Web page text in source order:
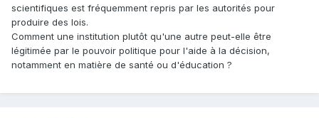
scientifiques est fréquemment repris par les autorités pour
produire des lois.
Comment une institution plutôt qu'une autre peut-elle être
légitimée par le pouvoir politique pour l'aide à la décision,
notamment en matière de santé ou d'éducation ?